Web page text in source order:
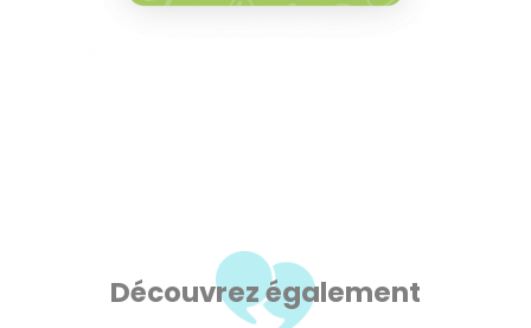
Découvrez également